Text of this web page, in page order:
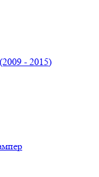
- 2015)